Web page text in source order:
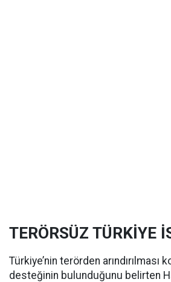
TERÖRSÜZ TÜRKİYE
Türkiye’nin terörden arındırılması
desteğinin bulunduğunu belirten